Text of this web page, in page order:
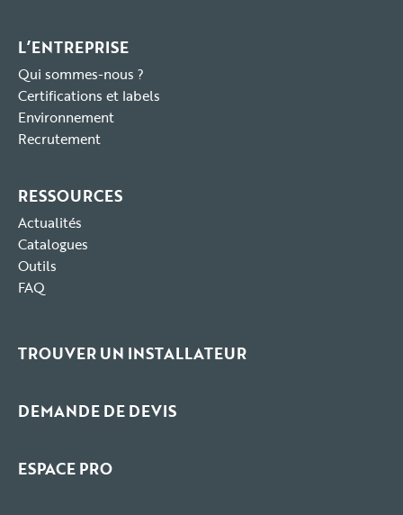
L’ENTREPRISE
Qui sommes-nous ?
Certifications et labels
Environnement
Recrutement
RESSOURCES
Actualités
Catalogues
Outils
FAQ
TROUVER UN INSTALLATEUR
DEMANDE DE DEVIS
ESPACE PRO